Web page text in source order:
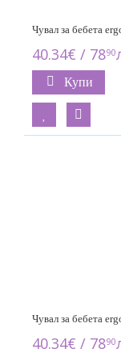
Чувал за бебета
40.34€ / 7890
Купи
Чувал за бебета
40.34€ / 7890